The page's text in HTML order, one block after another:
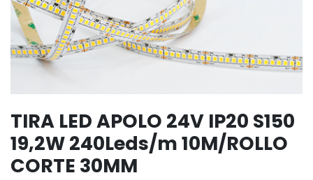
TIRA LED APOLO 24V IP20 S150
19,2W 240Leds/m 10M/ROLLO
CORTE 30MM